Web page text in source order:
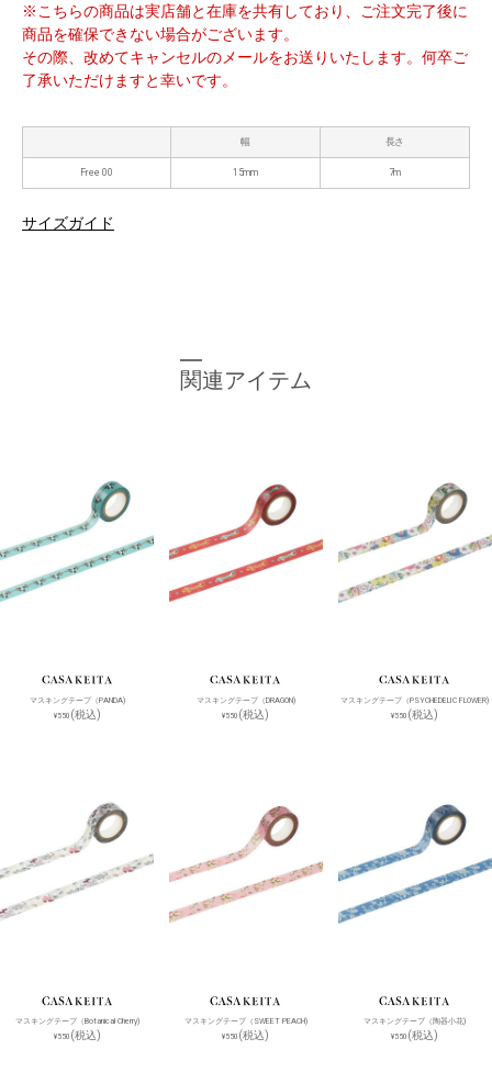
※こちらの商品は実店舗と在庫を共有しており、ご注文完了後に
商品を確保できない場合がございます。
その際、改めてキャンセルのメールをお送りいたします。何卒ご
了承いただけますと幸いです。
幅 長さ
Free 00 15mm 7m
サイズガイド
関連アイテム
マスキングテープ（PANDA)
¥550 (税込)
マスキングテープ（DRAGON)
¥550 (税込)
マスキングテープ（PSYCHEDELIC FLOWER)
¥550 (税込)
マスキングテープ（Botanical Cherry)
¥550 (税込)
マスキングテープ（SWEET PEACH)
¥550 (税込)
マスキングテープ（陶器小花)
¥550 (税込)